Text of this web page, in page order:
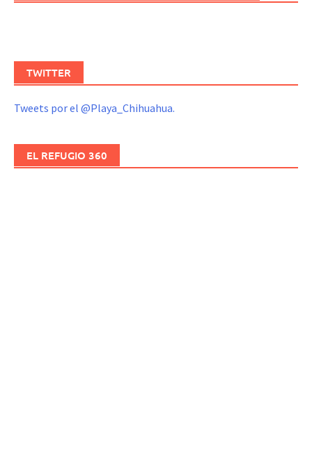
TWITTER
Tweets por el @Playa_Chihuahua.
EL REFUGIO 360